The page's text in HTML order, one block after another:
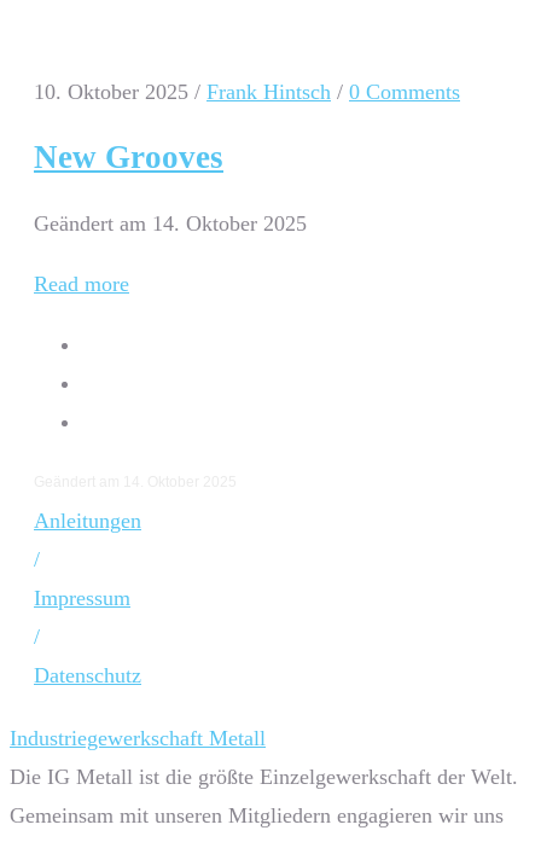
10. Oktober 2025 / Frank Hintsch / 0 Comments
New Grooves
Geändert am 14. Oktober 2025
Read more
Anleitungen
/
Impressum
/
Datenschutz
Industriegewerkschaft Metall
Die IG Metall ist die größte Einzelgewerkschaft der Welt.
Gemeinsam mit unseren Mitgliedern engagieren wir uns